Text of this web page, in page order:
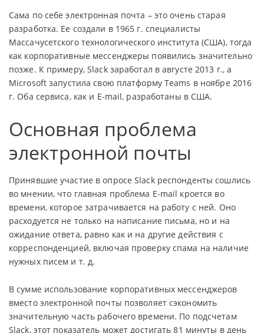
Сама по себе электронная почта – это очень старая
разработка. Ее создали в 1965 г. специалисты
Массачусетского технологического института (США), тогда
как корпоративные мессенджеры появились значительно
позже. К примеру, Slack заработал в августе 2013 г., а
Microsoft запустила свою платформу Teams в ноябре 2016
г. Оба сервиса, как и E-mail, разработаны в США.
Основная проблема
электронной почты
Принявшие участие в опросе Slack респонденты сошлись
во мнении, что главная проблема E-mail кроется во
времени, которое затрачивается на работу с ней. Оно
расходуется не только на написание письма, но и на
ожидание ответа, равно как и на другие действия с
корреспонденцией, включая проверку спама на наличие
нужных писем и т. д.
В сумме использование корпоративных мессенджеров
вместо электронной почты позволяет сэкономить
значительную часть рабочего времени. По подсчетам
Slack, этот показатель может достигать 81 минуты в день